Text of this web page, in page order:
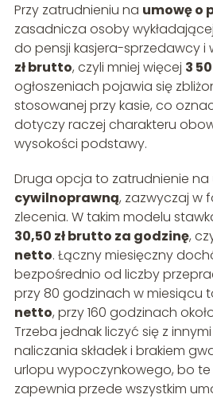
Przy zatrudnieniu na umowę o
zasadnicza osoby
do pensji kasjera-sprzedawcy i
zł brutto, czyli mniej więcej 3
ogłoszeniach pojawia się
stosowanej przy kasie, co
dotyczy raczej charakteru
wysokości podstawy.
Druga opcja to zatrudnienie na
cywilnoprawną, zazwyczaj w
zlecenia. W takim modelu
30,50 zł brutto za godzinę,
netto. Łączny miesięczny
bezpośrednio od liczby
przy 80 godzinach w miesiącu
netto, przy 160 godzinach
Trzeba jednak liczyć się z
naliczania składek i brakiem
urlopu wypoczynkowego, bo te
zapewnia przede wszystkim